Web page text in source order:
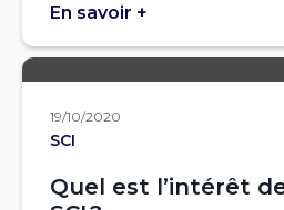
En savoir +
19/10/2020
SCI
Quel est l’intérêt